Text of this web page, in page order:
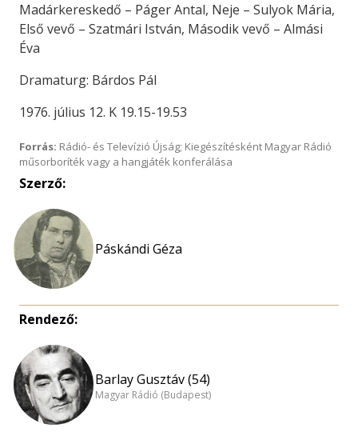
Madárkereskedő – Páger Antal, Neje – Sulyok Mária,
Első vevő – Szatmári István, Második vevő – Almási
Éva
Dramaturg: Bárdos Pál
1976. július 12. K 19.15-19.53
Forrás: Rádió- és Televízió Újság; Kiegészítésként Magyar Rádió
műsorboríték vagy a hangjáték konferálása
Szerző:
Páskándi Géza
Rendező:
Barlay Gusztáv (54)
Magyar Rádió (Budapest)